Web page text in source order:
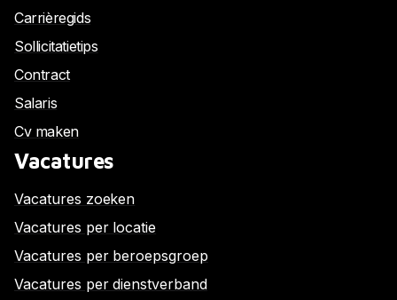
Carrièregids
Sollicitatietips
Contract
Salaris
Cv maken
Vacatures
Vacatures zoeken
Vacatures per locatie
Vacatures per beroepsgroep
Vacatures per dienstverband